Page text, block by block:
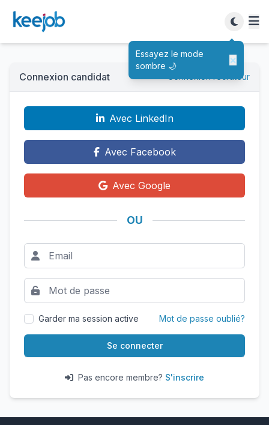
Essayez le mode
sombre 🌙
×
Connexion candidat Connexion recruteur
Avec LinkedIn
Avec Facebook
Avec Google
OU
Garder ma session active Mot de passe oublié?
Se connecter
Pas encore membre? S'inscrire